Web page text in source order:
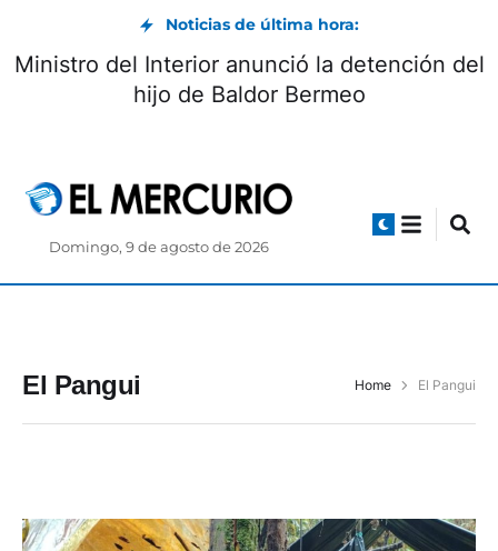
Noticias de última hora:
Ministro del Interior anunció la detención del
hijo de Baldor Bermeo
Domingo, 9 de agosto de 2026
El Pangui Home El Pangui